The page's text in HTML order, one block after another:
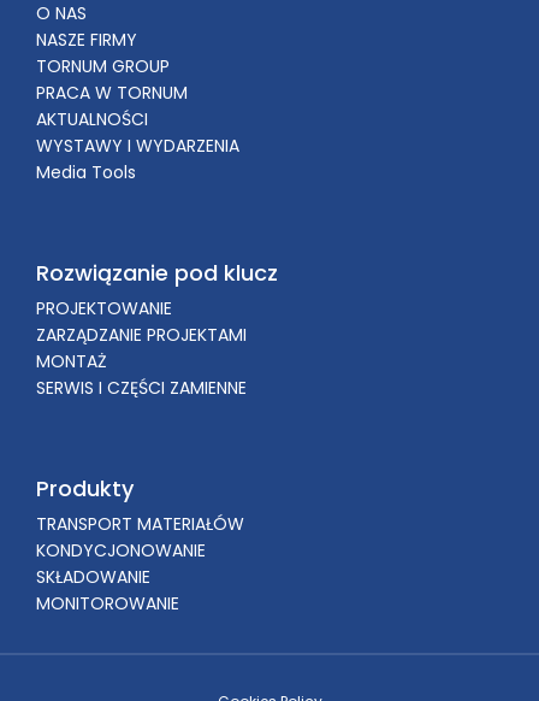
O NAS
NASZE FIRMY
TORNUM GROUP
PRACA W TORNUM
AKTUALNOŚCI
WYSTAWY I WYDARZENIA
Media Tools
Rozwiązanie pod klucz
PROJEKTOWANIE
ZARZĄDZANIE PROJEKTAMI
MONTAŻ
SERWIS I CZĘŚCI ZAMIENNE
Produkty
TRANSPORT MATERIAŁÓW
KONDYCJONOWANIE
SKŁADOWANIE
MONITOROWANIE